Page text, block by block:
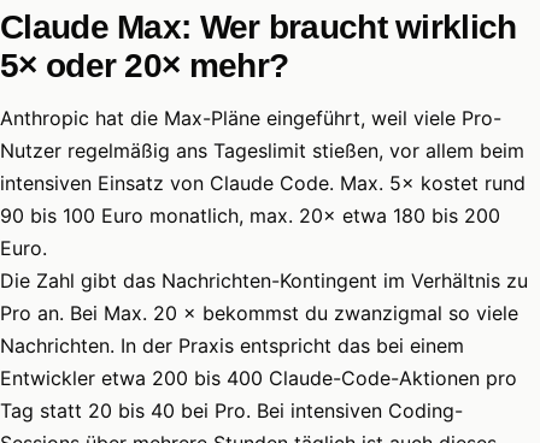
Claude Max: Wer braucht wirklich
5× oder 20× mehr?
Anthropic hat die Max-Pläne eingeführt, weil viele Pro-
Nutzer regelmäßig ans Tageslimit stießen, vor allem beim
intensiven Einsatz von Claude Code. Max. 5× kostet rund
90 bis 100 Euro monatlich, max. 20× etwa 180 bis 200
Euro.
Die Zahl gibt das Nachrichten-Kontingent im Verhältnis zu
Pro an. Bei Max. 20 × bekommst du zwanzigmal so viele
Nachrichten. In der Praxis entspricht das bei einem
Entwickler etwa 200 bis 400 Claude-Code-Aktionen pro
Tag statt 20 bis 40 bei Pro. Bei intensiven Coding-